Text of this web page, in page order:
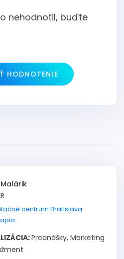
nehodnotil, buďte
HODNOTENIE
centrum Bratislava
Prednášky, Marketing